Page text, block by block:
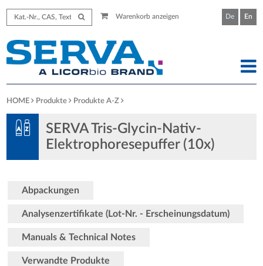
Warenkorb anzeigen De En
HOME Produkte Produkte A-Z
SERVA Tris-Glycin-Nativ-
Elektrophoresepuffer (10x)
Abpackungen
Analysenzertifikate (Lot-Nr. - Erscheinungsdatum)
Manuals & Technical Notes
Verwandte Produkte